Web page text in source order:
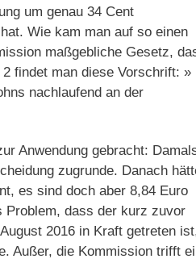
um genau 34 Cent
Wie kam man auf so einen
maßgebliche Gesetz,
findet man diese Vorschrift: »
nachlaufend an der
Anwendung gebracht:
zugrunde. Danach
es sind doch aber 8,84 Euro
Problem, dass der kurz zuvor
2016 in Kraft getreten
Außer, die Kommission trifft